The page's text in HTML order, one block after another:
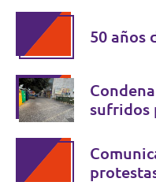
50 años
sufridos